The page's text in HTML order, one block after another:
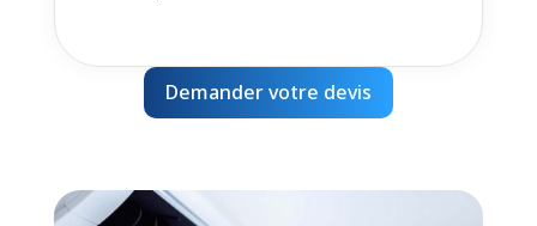
Demander votre devis